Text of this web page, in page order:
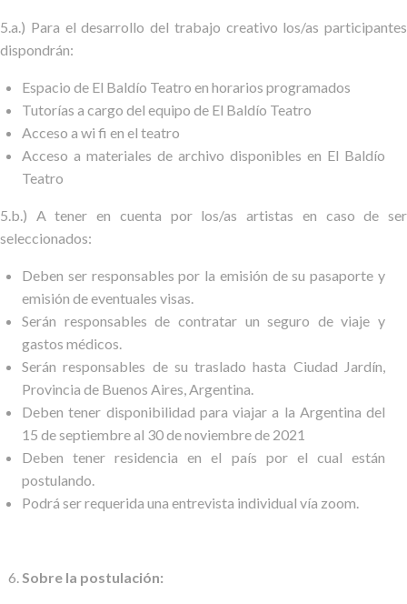
5.a.) Para el desarrollo del trabajo creativo los/as participantes
dispondrán:
Espacio de El Baldío Teatro en horarios programados
Tutorías a cargo del equipo de El Baldío Teatro
Acceso a wi fi en el teatro
Acceso a materiales de archivo disponibles en El Baldío
Teatro
5.b.) A tener en cuenta por los/as artistas en caso de ser
seleccionados:
Deben ser responsables por la emisión de su pasaporte y
emisión de eventuales visas.
Serán responsables de contratar un seguro de viaje y
gastos médicos.
Serán responsables de su traslado hasta Ciudad Jardín,
Provincia de Buenos Aires, Argentina.
Deben tener disponibilidad para viajar a la Argentina del
15 de septiembre al 30 de noviembre de 2021
Deben tener residencia en el país por el cual están
postulando.
Podrá ser requerida una entrevista individual vía zoom.
Sobre la postulación: